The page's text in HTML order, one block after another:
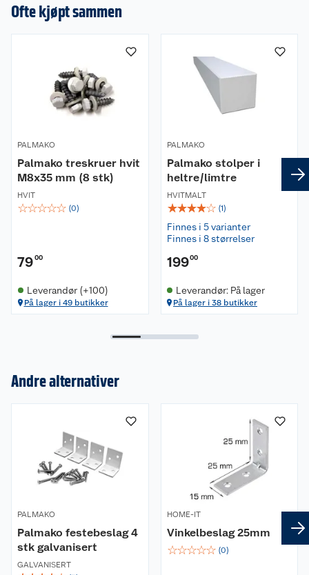
Ofte kjøpt sammen
PALMAKO
Palmako treskruer hvit
M8x35 mm (8 stk)
HVIT
☆☆☆☆☆ (0)
7900
Leverandør (+100)
På lager i 49 butikker
PALMAKO
Palmako stolper i
heltre/limtre
HVITMALT
☆☆☆☆☆ (1)
Finnes i 5 varianter
Finnes i 8 størrelser
19900
Leverandør: På lager
På lager i 38 butikker
Andre alternativer
PALMAKO
Palmako festebeslag 4
stk galvanisert
GALVANISERT
HOME-IT
Vinkelbeslag 25mm
☆☆☆☆☆ (0)
Butikker
Kontakt oss
Retur- og angrerett
Reklamasjon
Om oss
Våre merkevarer
Våre kjeder
Kjøpsvilkår
Personvern
Lavprisløfte
Hageinspirasjon
Oppussing med utemaling